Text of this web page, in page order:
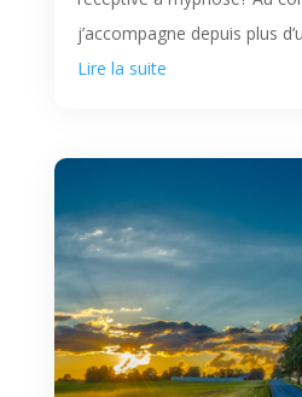
j’accompagne depuis plus
Lire la suite